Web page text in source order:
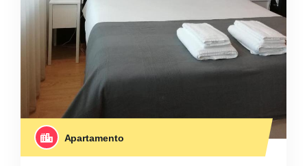
Apartamento